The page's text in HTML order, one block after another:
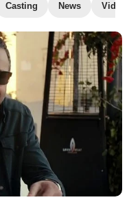
Casting News